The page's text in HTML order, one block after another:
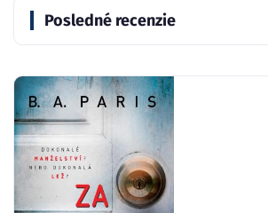
Posledné recenzie